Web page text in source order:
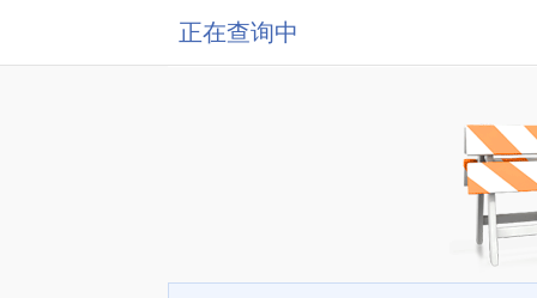
正在查询中